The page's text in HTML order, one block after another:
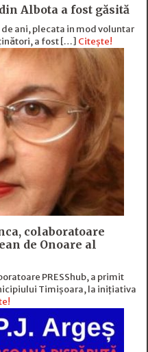
Albota a fost găsită
ani, plecata in mod voluntar
a fost […] Citește!
colaboratoare
de Onoare al
PRESShub, a primit
Timișoara, la inițiativa